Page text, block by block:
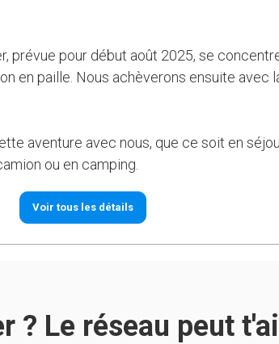
prévue pour début août 2025, se
en paille. Nous achèverons ensuite avec
aventure avec nous, que ce soit en
ou en camping.
Voir tous les détails
? Le réseau peut